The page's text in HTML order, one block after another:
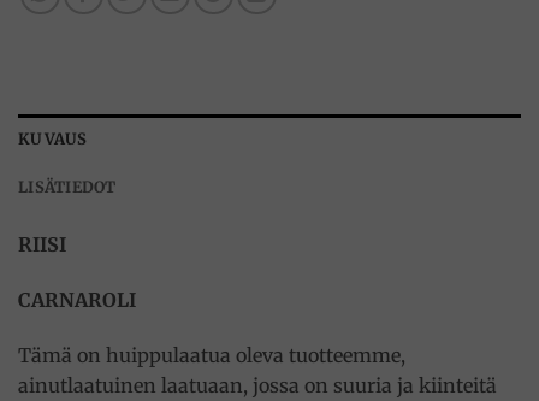
KUVAUS
LISÄTIEDOT
RIISI
CARNAROLI
Tämä on huippulaatua oleva tuotteemme,
ainutlaatuinen laatuaan, jossa on suuria ja kiinteitä